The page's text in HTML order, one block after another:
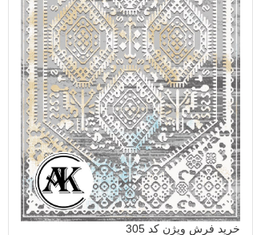
خرید فرش ویژن کد 305